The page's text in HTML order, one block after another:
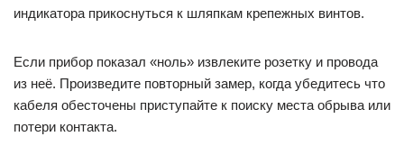
индикатора прикоснуться к шляпкам крепежных винтов.
Если прибор показал «ноль» извлеките розетку и провода
из неё. Произведите повторный замер, когда убедитесь что
кабеля обесточены приступайте к поиску места обрыва или
потери контакта.